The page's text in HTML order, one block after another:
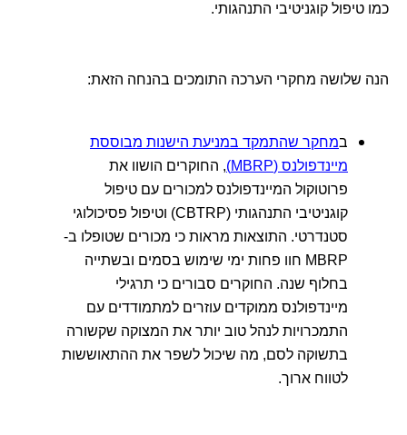
כמו טיפול קוגניטיבי התנהגותי.
הנה שלושה מחקרי הערכה התומכים בהנחה הזאת:
במחקר שהתמקד במניעת הישנות מבוססת
מיינדפולנס (MBRP)
, החוקרים הושוו את
פרוטוקול המיינדפולנס למכורים עם טיפול
קוגניטיבי התנהגותי (CBTRP) וטיפול פסיכולוגי
סטנדרטי. התוצאות מראות כי מכורים שטופלו ב-
MBRP חוו פחות ימי שימוש בסמים ובשתייה
בחלוף שנה. החוקרים סבורים כי תרגילי
מיינדפולנס ממוקדים עוזרים למתמודדים עם
התמכרויות לנהל טוב יותר את המצוקה שקשורה
בתשוקה לסם, מה שיכול לשפר את ההתאוששות
לטווח ארוך.